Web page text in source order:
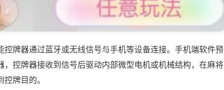
控牌器通过蓝牙或无线信号与手机等设备连接。手机端软件预
控牌器接收到信号后驱动内部微型电机或机械结构，在麻将
牌目的。